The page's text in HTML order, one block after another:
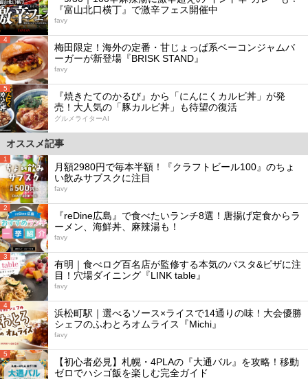
『富山北口横丁』で激辛フェス開催中
favy
4
梅田限定！海外の定番・甘じょっぱ系ベーコンジャムバ
ーガーが新登場『BRISK STAND』
favy
5
『焼きたてのかるび』から「にんにくカルビ丼」が発
売！大人気の「豚カルビ丼」も待望の復活
グルメライターAI
オススメ記事
1
月額2980円で毎本半額！『クラフトビール100』のちょ
い飲みサブスクに注目
favy
2
『reDine広島』で食べたいランチ8選！唐揚げ定食からラ
ーメン、海鮮丼、麻辣湯も！
favy
3
有明｜食べログ百名店が監修する本気のパスタ&ピザに注
目！穴場ダイニング『LINK table』
favy
4
浜松町駅｜選べるソース×ライスで14通りの味！大会優勝
シェフのふわとろオムライス『Michi』
favy
5
【初心者必見】札幌・4PLAの『大通バル』を攻略！移動
ゼロでハシゴ飯を楽しむ完全ガイド